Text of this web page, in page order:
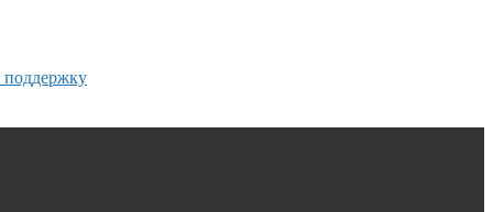
поддержку